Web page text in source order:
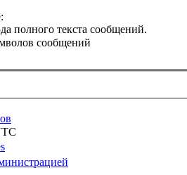
полного текста сообщений.
сообщений